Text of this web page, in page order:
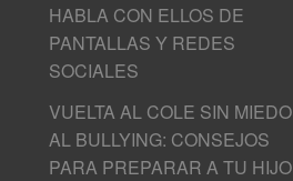
HABLA CON ELLOS DE
PANTALLAS Y REDES
SOCIALES
VUELTA AL COLE SIN MIEDO
AL BULLYING: CONSEJOS
PARA PREPARAR A TU HIJO